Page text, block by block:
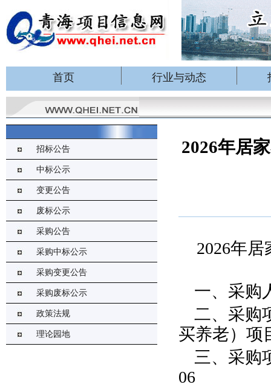
首页 行业与动态
招标公告
中标公示
变更公告
废标公示
采购公告
采购中标公示
采购变更公告
采购废标公示
政策法规
理论园地
2026年居
2026年居
一、采购
二、采购
买养老）项
三、采购
06